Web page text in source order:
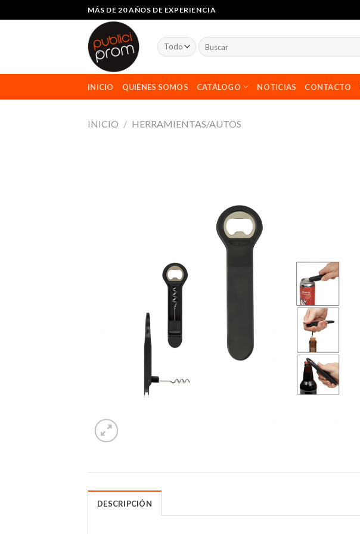
al
MÁS DE 20 AÑOS DE EXPERIENCIA
Buscar
por:
INICIO QUIÉNES SOMOS CATÁLOGO NOTICIAS CONTACTO
INICIO / HERRAMIENTAS/AUTOS
DESCRIPCIÓN